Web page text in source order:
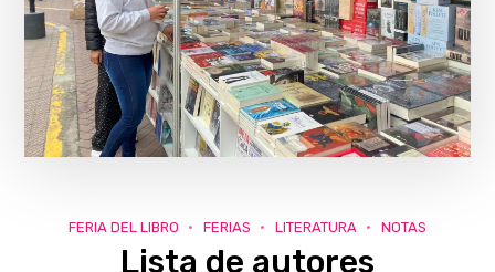
FERIA DEL LIBRO FERIAS LITERATURA NOTAS
Lista de autores